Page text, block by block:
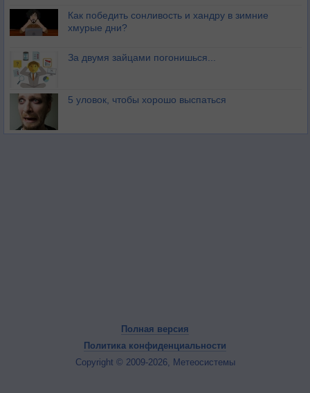
Как победить сонливость и хандру в зимние
хмурые дни?
За двумя зайцами погонишься...
5 уловок, чтобы хорошо выспаться
Полная версия
Политика конфиденциальности
Copyright © 2009-2026, Метеосистемы